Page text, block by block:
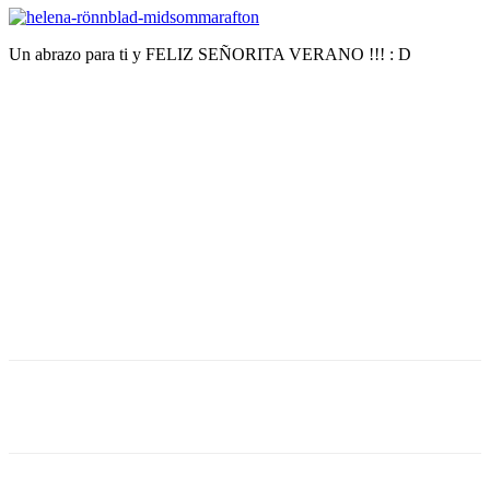
Un abrazo para ti y FELIZ SEÑORITA VERANO !!! : D